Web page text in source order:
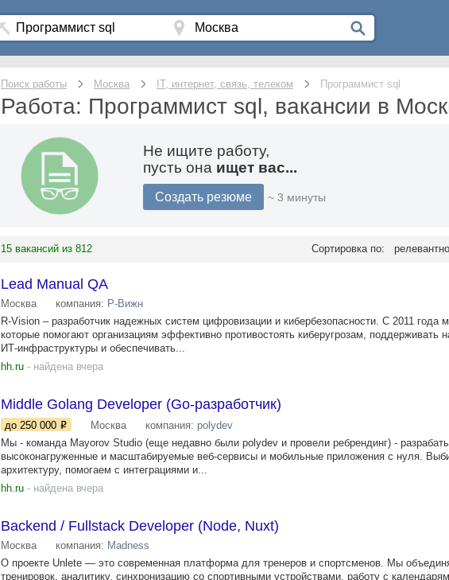
Поиск работы Москва IT, интернет, связь, телеком Программист sql
Работа: Программист sql, вакансии в
Не ищите работу,
пусть она ищет вас...
Создать резюме ~ 3 минуты
15 вакансий из 812 Сортировка по:
Lead Manual QA
Москва компания: Р-Вижн
R-Vision – разработчик надежных систем цифровизации и кибербезопасности. С 2011 года
которые помогают организациям эффективно противостоять киберугрозам, поддерживать
ИТ‑инфраструктуры и обеспечивать...
hh.ru - найдена вчера
Middle Golang Developer (Go-разработчик)
до 250 000 Москва компания: polydev
Мы - команда Mayorov Studio (еще недавно были polydev и провели ребрендинг) -
высоконагруженные и масштабируемые веб-сервисы и мобильные приложения с нуля.
архитектуру, помогаем с интеграциями и...
hh.ru - найдена вчера
Backend / Fullstack Developer (Node, Nuxt)
Москва компания: Madness
О проекте Unlete — это современная платформа для тренеров и спортсменов. Мы
тренировок, аналитику, синхронизацию со спортивными устройствами, работу с